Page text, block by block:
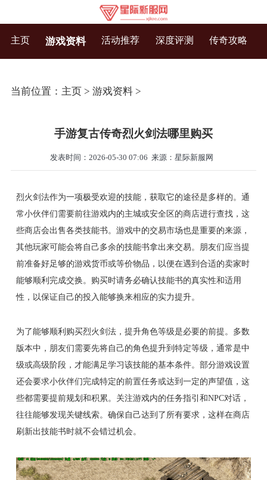
主页 游戏资料 活动推荐 深度评测 传奇攻略
当前位置： 主页> 游戏资料>
手游复古传奇烈火剑法哪里购买
发表时间：2026-05-30 07:06 来源：星际新服网
烈火剑法作为一项极受欢迎的技能，获取它的途径是多样的。通
常小伙伴们需要前往游戏内的主城或安全区的商店进行查找，这
些商店会出售各类技能书。游戏中的交易市场也是重要的来源，
其他玩家可能会将自己多余的技能书拿出来交易。朋友们应当提
前准备好足够的游戏货币或等价物品，以便在遇到合适的卖家时
能够顺利完成交换。购买时请务必确认技能书的真实性和适用
性，以保证自己的投入能够换来相应的实力提升。
为了能够顺利购买烈火剑法，提升角色等级是必要的前提。多数
版本中，朋友们需要先将自己的角色提升到特定等级，通常是中
级或高级阶段，才能满足学习该技能的基本条件。部分游戏设置
还会要求小伙伴们完成特定的前置任务或达到一定的声望值，这
些都需要提前规划和积累。关注游戏内的任务指引和NPC对话，
往往能够发现关键线索。确保自己达到了所有要求，这样在商店
刷新出技能书时就不会错过机会。